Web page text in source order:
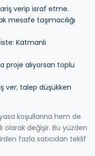
verip israf etme.
mesafe taşımacılığı
Katmanlı
proje alıyorsan toplu
ver; talep düşükken
koşullarına hem de
olarak değişir. Bu yüzden
fazla satıcıdan teklif